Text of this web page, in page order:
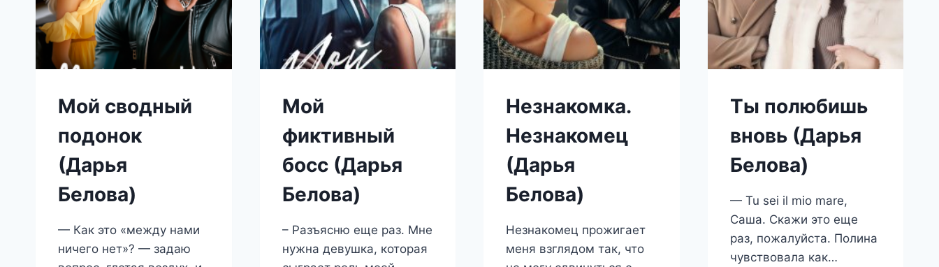
Мой сводный
подонок
(Дарья
Белова)
— Как это «между нами
ничего нет»? — задаю
Мой
фиктивный
босс (Дарья
Белова)
– Разъясню еще раз. Мне
нужна девушка, которая
Незнакомка.
Незнакомец
(Дарья
Белова)
Незнакомец прожигает
меня взглядом так, что
Ты полюбишь
вновь (Дарья
Белова)
— Tu sei il mio mare,
Саша. Скажи это еще
раз, пожалуйста. Полина
чувствовала как…